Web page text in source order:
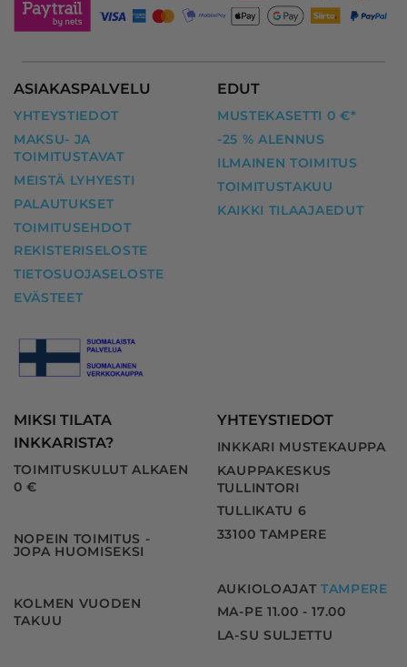
ASIAKASPALVELU
YHTEYSTIEDOT
MAKSU- JA
TOIMITUSTAVAT
MEISTÄ LYHYESTI
PALAUTUKSET
TOIMITUSEHDOT
REKISTERISELOSTE
TIETOSUOJASELOSTE
EVÄSTEET
EDUT
MUSTEKASETTI 0 €*
-25 % ALENNUS
ILMAINEN TOIMITUS
TOIMITUSTAKUU
KAIKKI TILAAJAEDUT
MIKSI TILATA
INKKARISTA?
TOIMITUSKULUT ALKAEN
0 €
NOPEIN TOIMITUS -
JOPA HUOMISEKSI
KOLMEN VUODEN
TAKUU
YHTEYSTIEDOT
INKKARI MUSTEKAUPPA
KAUPPAKESKUS
TULLINTORI
TULLIKATU 6
33100 TAMPERE
AUKIOLOAJAT TAMPERE
MA-PE 11.00 - 17.00
LA-SU SULJETTU